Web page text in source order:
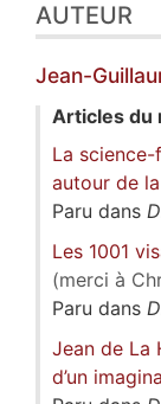
AUTEUR
Jean-
Articles du
La
autour de
Paru dans
Les 1001
(merci à
Paru dans
Jean de La
d’un